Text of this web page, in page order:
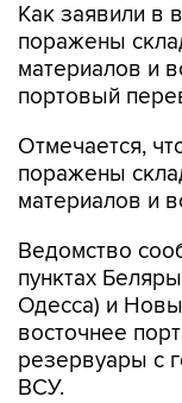
Как заявили в
поражены
материалов и
портовый
Отмечается,
поражены
материалов и
Ведомство
пунктах
Одесса) и
восточнее
резервуары с
ВСУ.